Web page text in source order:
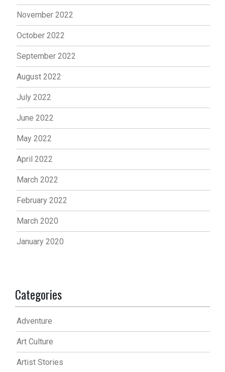
November 2022
October 2022
September 2022
August 2022
July 2022
June 2022
May 2022
April 2022
March 2022
February 2022
March 2020
January 2020
Categories
Adventure
Art Culture
Artist Stories